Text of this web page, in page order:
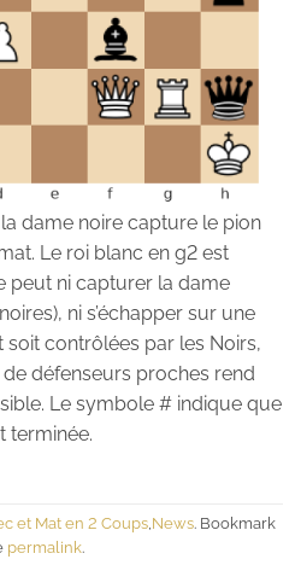
dame noire capture le pion
Le roi blanc en g2 est
peut ni capturer la dame
ni s’échapper sur une
soit contrôlées par les Noirs,
de défenseurs proches rend
Le symbole # indique que
terminée.
et Mat en 2 Coups,News. Bookmark
permalink.